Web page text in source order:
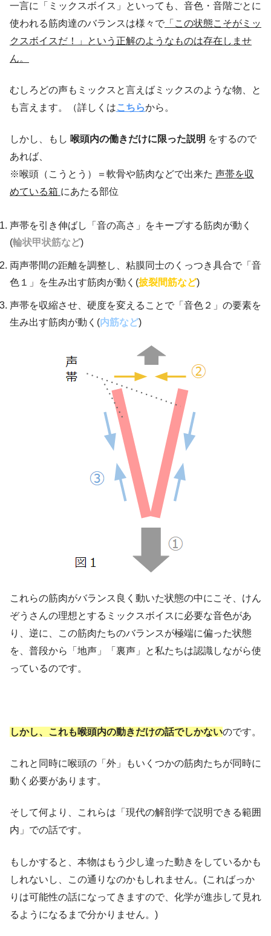
帯がくっついていない」ように見えてしまう
一言に「ミックスボイス」といっても、音色・音階ごとに
使われる筋肉達のバランスは様々で 「この状態こそがミッ
クスボイスだ！」という正解のようなものは存在しませ
ん。
むしろどの声もミックスと言えばミックスのような物、と
も言えます。（詳しくはこちらから。
しかし、もし 喉頭内の働きだけに限った説明 をするので
あれば、
※喉頭（こうとう）＝軟骨や筋肉などで出来た 声帯を収
めている箱 にあたる部位
声帯を引き伸ばし「音の高さ」をキープする筋肉が動く
(輪状甲状筋など)
両声帯間の距離を調整し、粘膜同士のくっつき具合で「音
色１」を生み出す筋肉が動く(披裂間筋など)
声帯を収縮させ、硬度を変えることで「音色２」の要素を
生み出す筋肉が動く(内筋など)
これらの筋肉がバランス良く動いた状態の中にこそ、けん
ぞうさんの理想とするミックスボイスに必要な音色があ
り、逆に、この筋肉たちのバランスが極端に偏った状態
を、普段から「地声」「裏声」と私たちは認識しながら使
っているのです。
しかし、これも喉頭内の動きだけの話でしかないのです。
これと同時に喉頭の「外」もいくつかの筋肉たちが同時に
動く必要があります。
そして何より、これらは「現代の解剖学で説明できる範囲
内」での話です。
もしかすると、本物はもう少し違った動きをしているかも
しれないし、この通りなのかもしれません。(こればっか
りは可能性の話になってきますので、化学が進歩して見れ
るようになるまで分かりません。)